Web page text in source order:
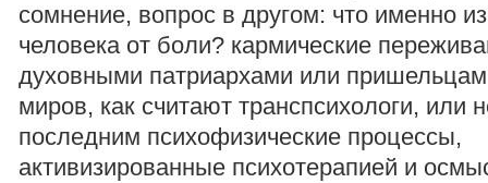
сомнение, вопрос в другом: что именно
человека от боли? кармические
духовными патриархами или
миров, как считают транспсихологи, или
последним психофизические процессы,
активизированные психотерапией и